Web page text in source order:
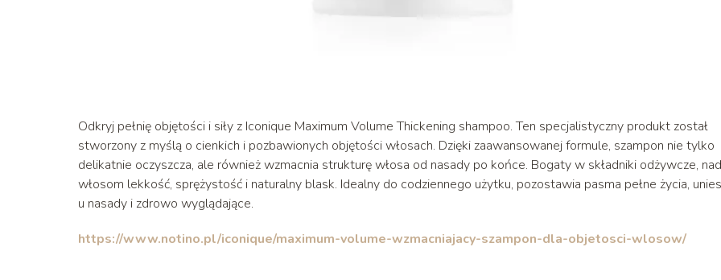
Odkryj pełnię objętości i siły z Iconique Maximum Volume Thickening shampoo. Ten specjalistyczny produkt został
stworzony z myślą o cienkich i pozbawionych objętości włosach. Dzięki zaawansowanej formule, szampon nie tylko
delikatnie oczyszcza, ale również wzmacnia strukturę włosa od nasady po końce. Bogaty w składniki odżywcze,
włosom lekkość, sprężystość i naturalny blask. Idealny do codziennego użytku, pozostawia pasma pełne życia,
u nasady i zdrowo wyglądające.
https://www.notino.pl/iconique/maximum-volume-wzmacniajacy-szampon-dla-objetosci-wlosow/